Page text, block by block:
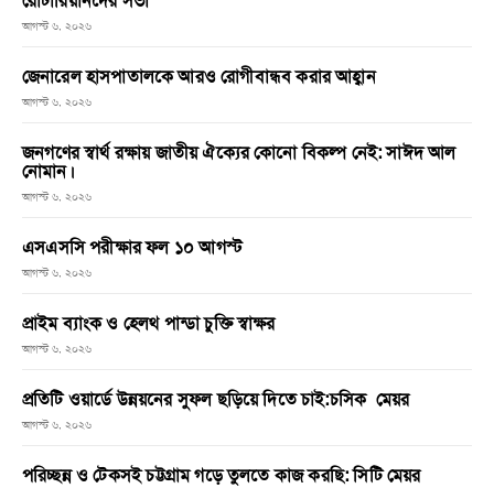
আগস্ট ৬, ২০২৬
জেনারেল হাসপাতালকে আরও রোগীবান্ধব করার আহ্বান
আগস্ট ৬, ২০২৬
জনগণের স্বার্থ রক্ষায় জাতীয় ঐক্যের কোনো বিকল্প নেই: সাঈদ আল
নোমান।
আগস্ট ৬, ২০২৬
এসএসসি পরীক্ষার ফল ১০ আগস্ট
আগস্ট ৬, ২০২৬
প্রাইম ব্যাংক ও হেলথ পান্ডা চুক্তি স্বাক্ষর
আগস্ট ৬, ২০২৬
প্রতিটি ওয়ার্ডে উন্নয়নের সুফল ছড়িয়ে দিতে চাই:চসিক মেয়র
আগস্ট ৬, ২০২৬
পরিচ্ছন্ন ও টেকসই চট্টগ্রাম গড়ে তুলতে কাজ করছি: সিটি মেয়র